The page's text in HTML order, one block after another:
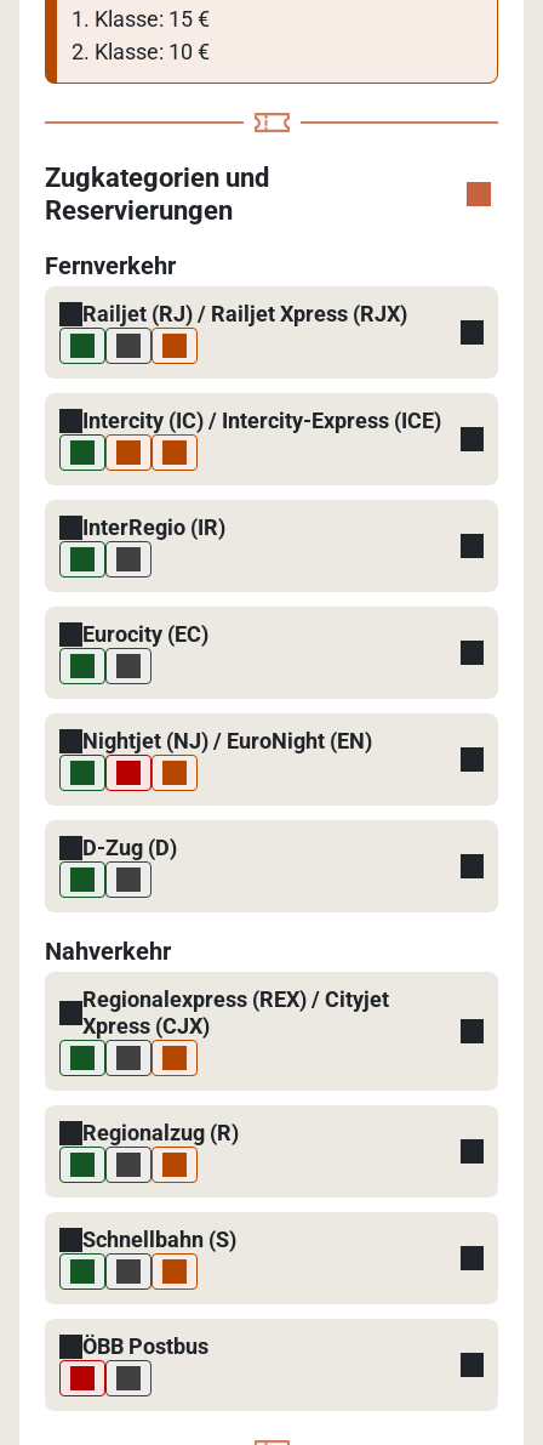
1. Klasse: 15 €
2. Klasse: 10 €
Zugkategorien und
Reservierungen
Fernverkehr
Railjet (RJ) / Railjet Xpress (RJX)
Intercity (IC) / Intercity-Express (ICE)
InterRegio (IR)
Eurocity (EC)
Nightjet (NJ) / EuroNight (EN)
D-Zug (D)
Nahverkehr
Regionalexpress (REX) / Cityjet
Xpress (CJX)
Regionalzug (R)
Schnellbahn (S)
ÖBB Postbus